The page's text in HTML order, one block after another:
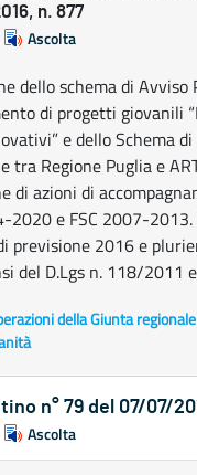
n. 877
Ascolta
dello schema di Avviso
di progetti giovanili
e dello Schema di
tra Regione Puglia e
di azioni di
2020 e FSC 2007-2013.
previsione 2016 e
del D.Lgs n. 118/2011
della Giunta regionale
n° 79 del 07/07/
Ascolta